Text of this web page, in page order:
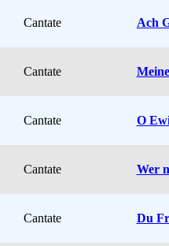
Cantate Ach
Cantate
Cantate O
Cantate Wer
Cantate Du